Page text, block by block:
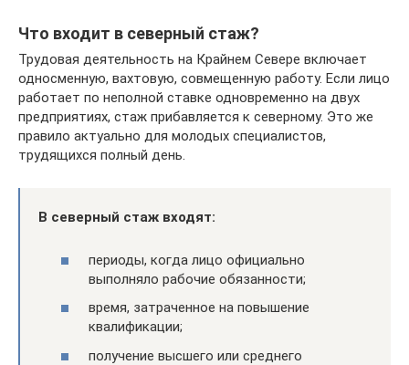
Что входит в северный стаж?
Трудовая деятельность на Крайнем Севере включает
односменную, вахтовую, совмещенную работу. Если лицо
работает по неполной ставке одновременно на двух
предприятиях, стаж прибавляется к северному. Это же
правило актуально для молодых специалистов,
трудящихся полный день.
В северный стаж входят:
периоды, когда лицо официально
выполняло рабочие обязанности;
время, затраченное на повышение
квалификации;
получение высшего или среднего